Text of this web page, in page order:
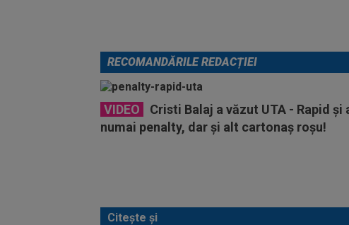
RECOMANDĂRILE REDACȚIEI
VIDEO
Cristi Balaj a văzut UTA - Rapid
numai penalty, dar și alt cartonaș roșu!
Citește și